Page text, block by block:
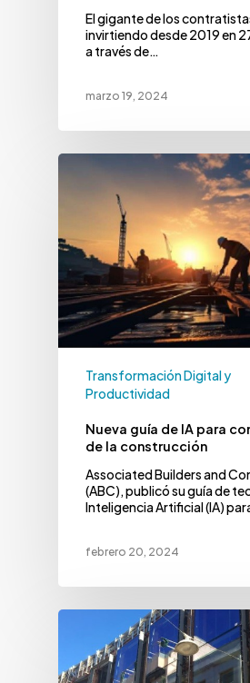
El gigante de los
invirtiendo desde 2019 en
a través de…
marzo 19, 2024
Transformación Digital y
Productividad
Nueva guía de IA para
de la construcción
Associated Builders and
(ABC), publicó su guía de
Inteligencia Artificial (IA)
febrero 20, 2024